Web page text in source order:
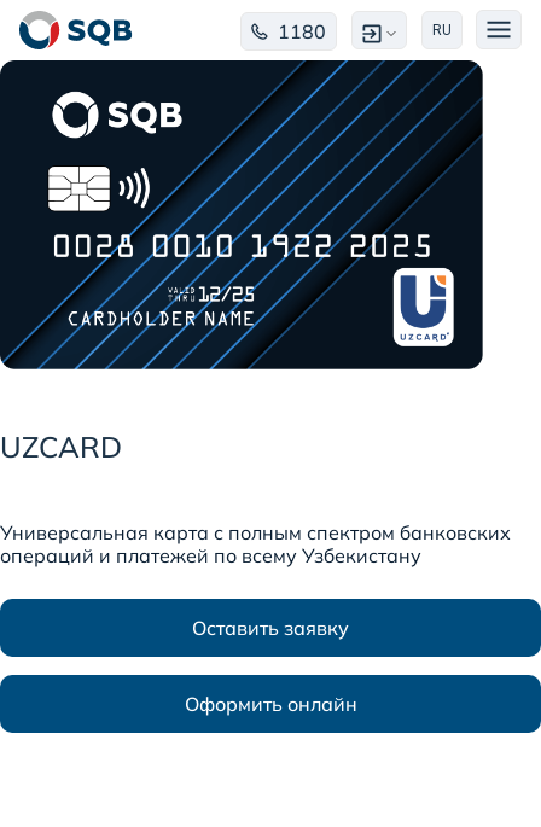
1180 RU
UZCARD
Универсальная карта с полным спектром банковских
операций и платежей по всему Узбекистану
Оставить заявку
Оформить онлайн